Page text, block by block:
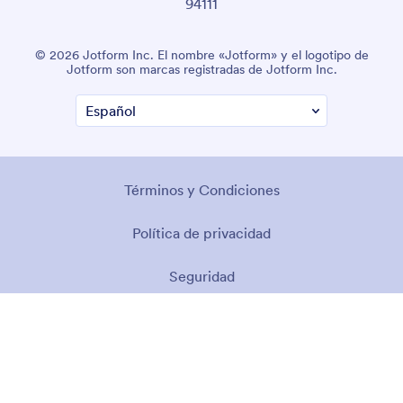
© 2026 Jotform Inc. El nombre «Jotform» y el logotipo de
Jotform son marcas registradas de Jotform Inc.
Términos y Condiciones
Política de privacidad
Seguridad